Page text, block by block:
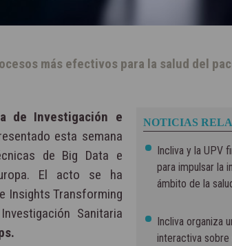
más efectivos para la salud del
NOTICIAS
Incliva y la UPV
para impulsar la
ámbito de la
Incliva organiza
interactiva sobre
de Investigación e
esta semana
de Big Data e
El acto se ha
Insights Transforming
Sanitaria